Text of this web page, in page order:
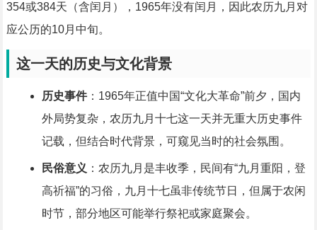
354或384天（含闰月），1965年没有闰月，因此农历九月对
应公历的10月中旬。
这一天的历史与文化背景
历史事件：1965年正值中国“文化大革命”前夕，国内
外局势复杂，农历九月十七这一天并无重大历史事件
记载，但结合时代背景，可窥见当时的社会氛围。
民俗意义 ：农历九月是丰收季，民间有“九月重阳，登
高祈福”的习俗，九月十七虽非传统节日，但属于农闲
时节，部分地区可能举行祭祀或家庭聚会。